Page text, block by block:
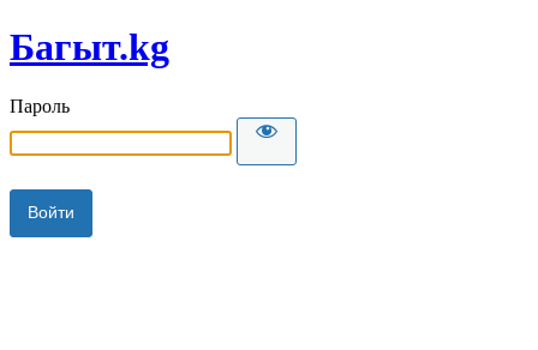
Багыт.kg
Пароль